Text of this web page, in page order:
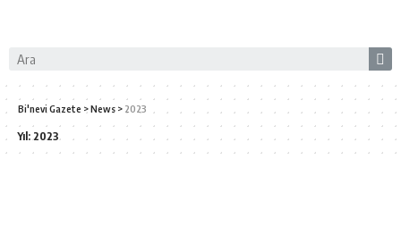
Bi'nevi Gazete >News > 2023
Yıl:2023